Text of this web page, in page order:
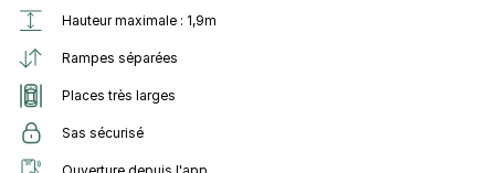
Hauteur maximale : 1,9m
Rampes séparées
Places très larges
Sas sécurisé